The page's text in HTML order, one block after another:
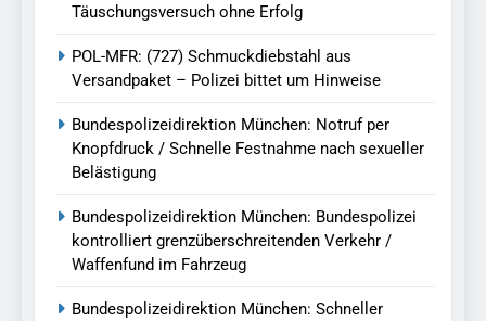
Täuschungsversuch ohne Erfolg
POL-MFR: (727) Schmuckdiebstahl aus
Versandpaket – Polizei bittet um Hinweise
Bundespolizeidirektion München: Notruf per
Knopfdruck / Schnelle Festnahme nach sexueller
Belästigung
Bundespolizeidirektion München: Bundespolizei
kontrolliert grenzüberschreitenden Verkehr /
Waffenfund im Fahrzeug
Bundespolizeidirektion München: Schneller